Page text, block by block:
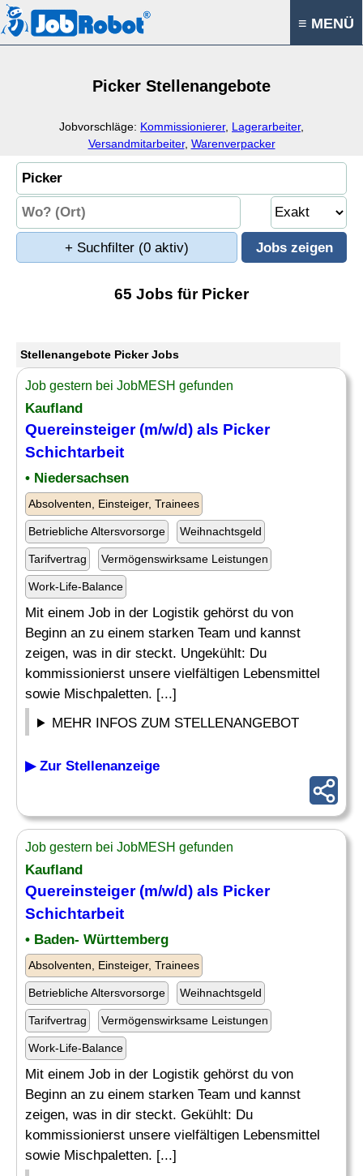
≡ MENÜ
Picker Stellenangebote
Jobvorschläge: Kommissionierer, Lagerarbeiter,
Versandmitarbeiter, Warenverpacker
+ Suchfilter (0 aktiv)
65 Jobs für Picker
Stellenangebote Picker Jobs
Job gestern bei JobMESH gefunden
Kaufland
Quereinsteiger (m/w/d) als Picker
Schichtarbeit
• Niedersachsen
Absolventen, Einsteiger, Trainees
Betriebliche Altersvorsorge Weihnachtsgeld
Tarifvertrag Vermögenswirksame Leistungen
Work-Life-Balance
Mit einem Job in der Logistik gehörst du von
Beginn an zu einem starken Team und kannst
zeigen, was in dir steckt. Ungekühlt: Du
kommissionierst unsere vielfältigen Lebensmittel
sowie Mischpaletten. [...]
MEHR INFOS ZUM STELLENANGEBOT
▶ Zur Stellenanzeige
Job gestern bei JobMESH gefunden
Kaufland
Quereinsteiger (m/w/d) als Picker
Schichtarbeit
• Baden- Württemberg
Absolventen, Einsteiger, Trainees
Betriebliche Altersvorsorge Weihnachtsgeld
Tarifvertrag Vermögenswirksame Leistungen
Work-Life-Balance
Mit einem Job in der Logistik gehörst du von
Beginn an zu einem starken Team und kannst
zeigen, was in dir steckt. Gekühlt: Du
kommissionierst unsere vielfältigen Lebensmittel
sowie Mischpaletten. [...]